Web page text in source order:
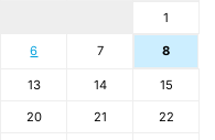
1
6 7 8
13 14 15
20 21 22